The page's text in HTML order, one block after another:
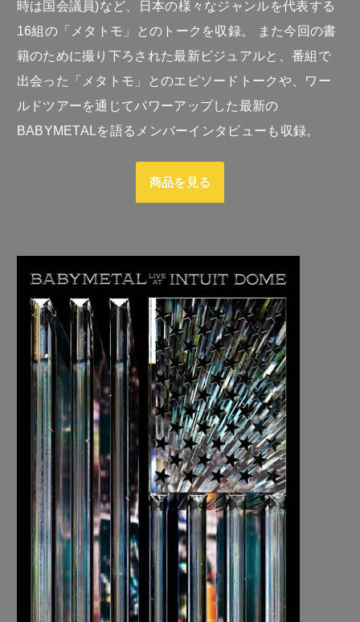
時は国会議員)など、日本の様々なジャンルを代表する
16組の「メタトモ」とのトークを収録。 また今回の書
籍のために撮り下ろされた最新ビジュアルと、番組で
出会った「メタトモ」とのエピソードトークや、ワー
ルドツアーを通じてパワーアップした最新の
BABYMETALを語るメンバーインタビューも収録。
商品を見る